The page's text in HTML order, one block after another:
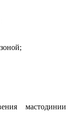
мастодинии